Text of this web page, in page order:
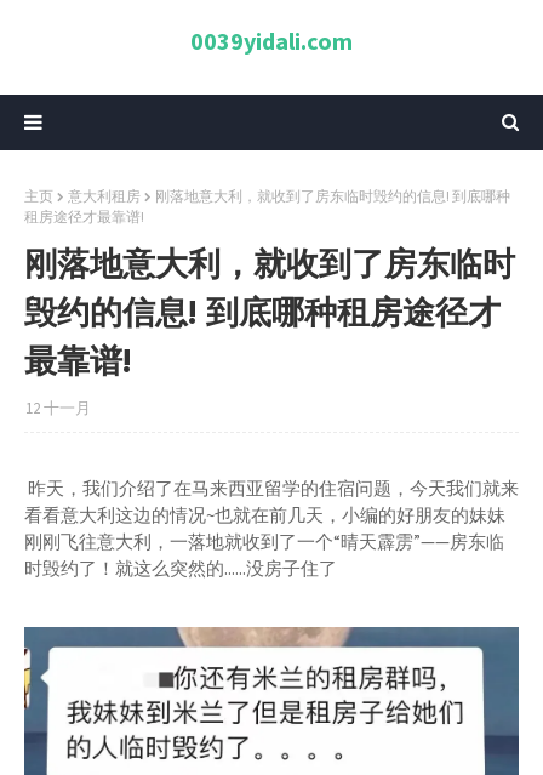
0039yidali.com
主页 意大利租房
刚落地意大利，就收到了房东临时毁约的信息! 到底哪种
租房途径才最靠谱!
刚落地意大利，就收到了房东临时
毁约的信息! 到底哪种租房途径才
最靠谱!
12 十一月
昨天，我们介绍了在马来西亚留学的住宿问题，今天我们就来
看看意大利这边的情况~也就在前几天，小编的好朋友的妹妹
刚刚飞往意大利，一落地就收到了一个“晴天霹雳”——房东临
时毁约了！就这么突然的......没房子住了